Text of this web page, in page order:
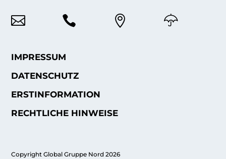
IMPRESSUM
DATENSCHUTZ
ERSTINFORMATION
RECHTLICHE HINWEISE
  
Copyright Global Gruppe Nord 2026